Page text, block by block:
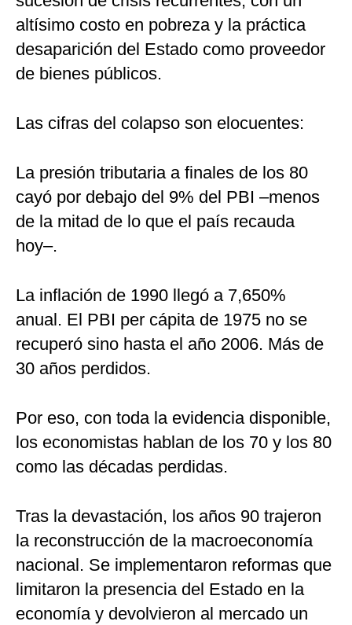
altísimo costo en pobreza y la práctica
desaparición del Estado como proveedor
de bienes públicos.
Las cifras del colapso son elocuentes:
La presión tributaria a finales de los 80
cayó por debajo del 9% del PBI –menos
de la mitad de lo que el país recauda
hoy–.
La inflación de 1990 llegó a 7,650%
anual. El PBI per cápita de 1975 no se
recuperó sino hasta el año 2006. Más de
30 años perdidos.
Por eso, con toda la evidencia disponible,
los economistas hablan de los 70 y los 80
como las décadas perdidas.
Tras la devastación, los años 90 trajeron
la reconstrucción de la macroeconomía
nacional. Se implementaron reformas que
limitaron la presencia del Estado en la
economía y devolvieron al mercado un